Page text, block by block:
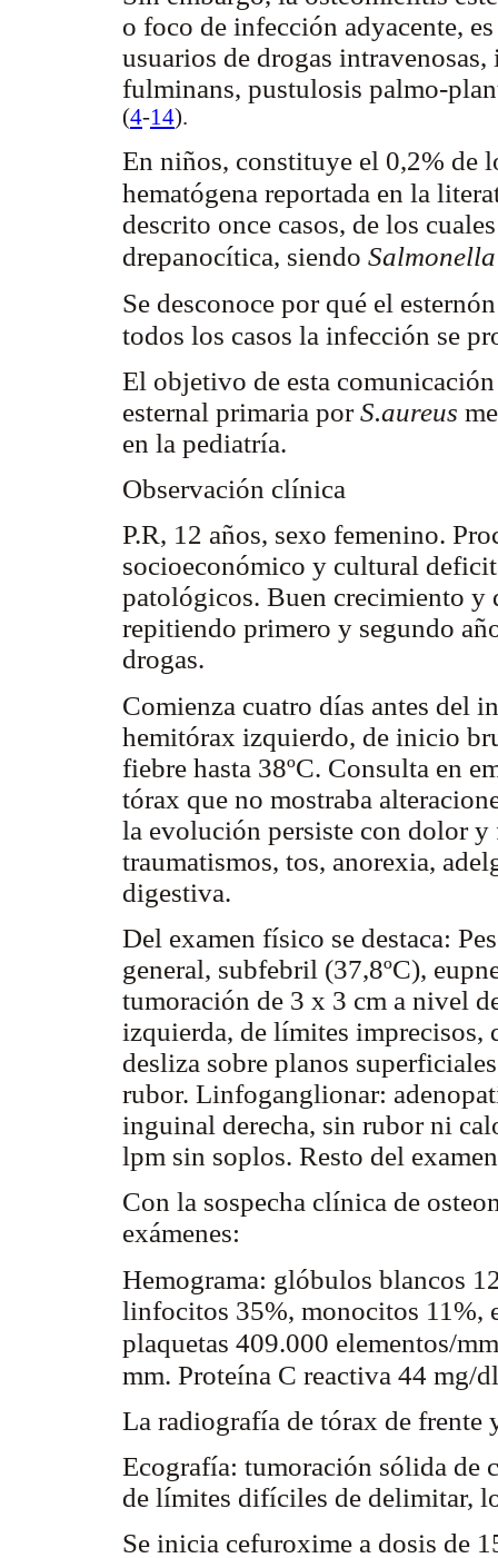
o foco de infección adyacente,
usuarios de drogas
fulminans, pustulosis palmo-
(4-14).
En niños, constituye el 0,2% de
hematógena reportada en la
descrito once casos, de los
drepanocítica, siendo
Se desconoce por qué el
todos los casos la infección se
El objetivo de esta
esternal primaria porS.aureus
en la pediatría.
Observación clínica
P.R, 12 años, sexo femenino.
socioeconómico y cultural
patológicos. Buen crecimiento y
repitiendo primero y segundo
drogas.
Comienza cuatro días antes del
hemitórax izquierdo, de inicio
fiebre hasta 38ºC. Consulta en
tórax que no mostraba
la evolución persiste con dolor
traumatismos, tos, anorexia,
digestiva.
Del examen físico se destaca:
general, subfebril (37,8ºC),
tumoración de 3 x 3 cm a nivel
izquierda, de límites imprecisos,
desliza sobre planos
rubor. Linfoganglionar:
inguinal derecha, sin rubor ni
lpm sin soplos. Resto del
Con la sospecha clínica de
exámenes:
Hemograma: glóbulos blancos
linfocitos 35%, monocitos 11%,
plaquetas 409.000 elementos/mm
mm. Proteína C reactiva 44 mg/
La radiografía de tórax de frente
Ecografía: tumoración sólida de
de límites difíciles de delimitar,
Se inicia cefuroxime a dosis de